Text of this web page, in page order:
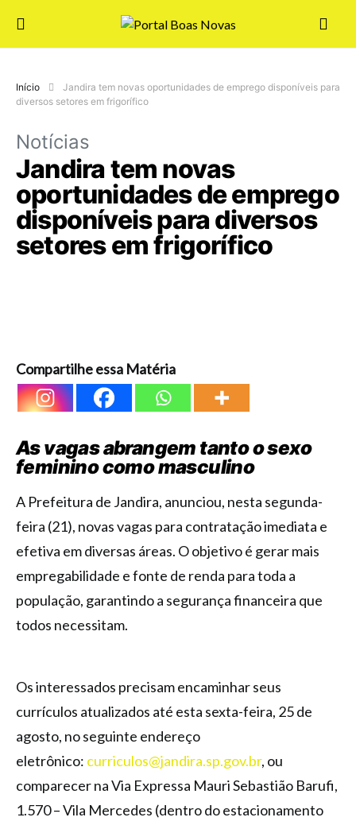
Início
Jandira tem novas oportunidades de emprego disponíveis para
diversos setores em frigorífico
Notícias
Jandira tem novas
oportunidades de emprego
disponíveis para diversos
setores em frigorífico
Compartilhe essa Matéria
As vagas abrangem tanto o sexo
feminino como masculino
A Prefeitura de Jandira, anunciou, nesta segunda-
feira (21), novas vagas para contratação imediata e
efetiva em diversas áreas. O objetivo é gerar mais
empregabilidade e fonte de renda para toda a
população, garantindo a segurança financeira que
todos necessitam.
Os interessados precisam encaminhar seus
currículos atualizados até esta sexta-feira, 25 de
agosto, no seguinte endereço
eletrônico: curriculos@jandira.sp.gov.br, ou
comparecer na Via Expressa Mauri Sebastião Barufi,
1.570 – Vila Mercedes (dentro do estacionamento